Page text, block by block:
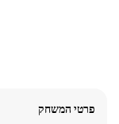
פרטי המשחק